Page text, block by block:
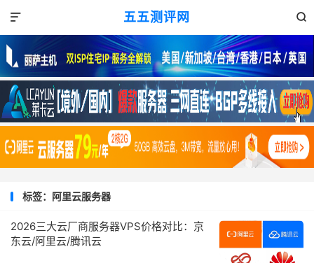
五五测评网 

标签：阿里云服务器
2026三大云厂商服务器VPS价格对比：京
东云/阿里云/腾讯云